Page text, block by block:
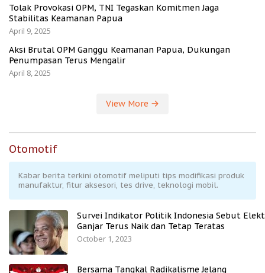
Tolak Provokasi OPM, TNI Tegaskan Komitmen Jaga
Stabilitas Keamanan Papua
April 9, 2025
Aksi Brutal OPM Ganggu Keamanan Papua, Dukungan
Penumpasan Terus Mengalir
April 8, 2025
View More
Otomotif
Kabar berita terkini otomotif meliputi tips modifikasi produk
manufaktur, fitur aksesori, tes drive, teknologi mobil.
Survei Indikator Politik Indonesia Sebut
Ganjar Terus Naik dan Tetap Teratas
October 1, 2023
Bersama Tangkal Radikalisme Jelang